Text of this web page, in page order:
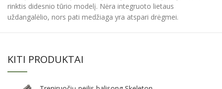
rinktis didesnio tūrio modelį. Nėra integruoto lietaus
uždangalėlio, nors pati medžiaga yra atspari drėgmei.
KITI PRODUKTAI